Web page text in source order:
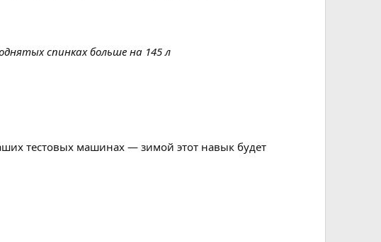
спинках больше на 145 л
тестовых машинах — зимой этот навык будет